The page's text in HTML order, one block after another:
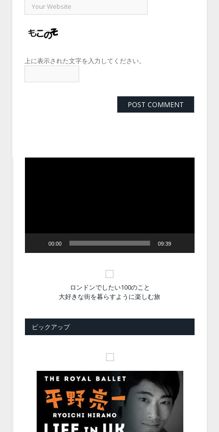
上に表示された文字を入力してください。
00:00 09:39
ロンドンでしたい100のこと
大好きな街を暮らすように楽しむ旅
ピックアップ